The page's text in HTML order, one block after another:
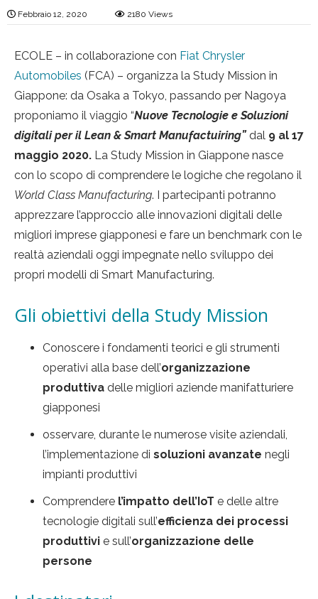
Febbraio 12, 2020 2180 Views
ECOLE – in collaborazione con Fiat Chrysler
Automobiles (FCA) – organizza la Study Mission in
Giappone: da Osaka a Tokyo, passando per Nagoya
proponiamo il viaggio “Nuove Tecnologie e Soluzioni
digitali per il Lean & Smart Manufactuiring”dal 9 al 17
maggio 2020. La Study Mission in Giappone nasce
con lo scopo di comprendere le logiche che regolano il
World Class Manufacturing. I partecipanti potranno
apprezzare l’approccio alle innovazioni digitali delle
migliori imprese giapponesi e fare un benchmark con le
realtà aziendali oggi impegnate nello sviluppo dei
propri modelli di Smart Manufacturing.
Gli obiettivi della Study Mission
Conoscere i fondamenti teorici e gli strumenti
operativi alla base dell’organizzazione
produttiva delle migliori aziende manifatturiere
giapponesi
osservare, durante le numerose visite aziendali,
l’implementazione di soluzioni avanzate negli
impianti produttivi
Comprendere l’impatto dell’IoT e delle altre
tecnologie digitali sull’efficienza dei processi
produttivi e sull’organizzazione delle
persone